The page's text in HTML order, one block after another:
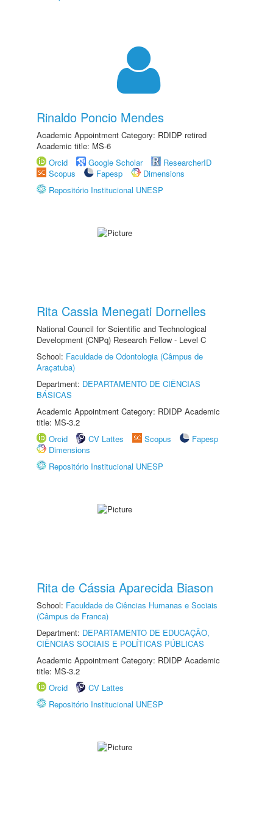
Rinaldo Poncio Mendes
Academic Appointment Category: RDIDP retired
Academic title: MS-6
Orcid
Google Scholar
ResearcherID
Scopus
Fapesp
Dimensions
Repositório Institucional UNESP
Rita Cassia Menegati Dornelles
National Council for Scientific and Technological
Development (CNPq) Research Fellow - Level C
School: Faculdade de Odontologia (Câmpus de
Araçatuba)
Department: DEPARTAMENTO DE CIÊNCIAS
BÁSICAS
Academic Appointment Category: RDIDP Academic
title: MS-3.2
Orcid
CV Lattes Scopus
Fapesp
Dimensions
Repositório Institucional UNESP
Rita de Cássia Aparecida Biason
School: Faculdade de Ciências Humanas e Sociais
(Câmpus de Franca)
Department: DEPARTAMENTO DE EDUCAÇÃO,
CIÊNCIAS SOCIAIS E POLÍTICAS PÚBLICAS
Academic Appointment Category: RDIDP Academic
title: MS-3.2
Orcid
CV Lattes
Repositório Institucional UNESP